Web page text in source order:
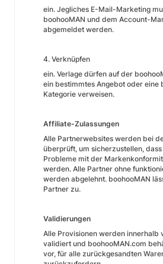
ein. Jegliches E-Mail-Marketing
boohooMAN und dem Account-
abgemeldet werden.
4. Verknüpfen
ein. Verlage dürfen auf der
ein bestimmtes Angebot oder eine
Kategorie verweisen.
Affiliate-Zulassungen
Alle Partnerwebsites werden bei
überprüft, um sicherzustellen,
Probleme mit der
werden. Alle Partner ohne
werden abgelehnt. boohooMAN
Partner zu.
Validierungen
Alle Provisionen werden innerhalb
validiert und boohooMAN.com
vor, für alle zurückgesandten